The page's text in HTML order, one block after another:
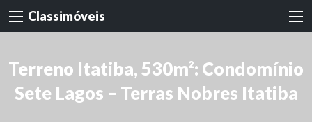
Classimóveis
Terreno Itatiba, 530m²: Condomínio
Sete Lagos – Terras Nobres Itatiba